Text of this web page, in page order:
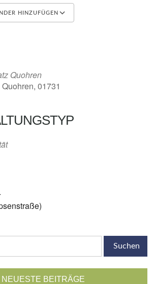
HINZUFÜGEN
Quohren
01731
NEUESTE BEITRÄGE